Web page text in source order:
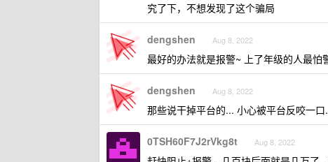
究了下，不想发现了这个骗局
dengshen Aug 8, 2022
最好的办法就是报警~ 上了年级的人最怕
dengshen Aug 8, 2022
那些说干掉平台的... 小心被平台反咬一
0TSH60F7J2rVkg8t Aug 8, 2022